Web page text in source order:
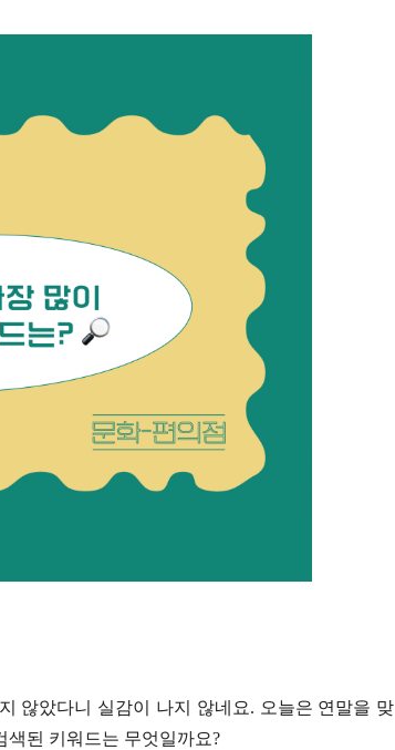
않았다니 실감이 나지 않네요. 오늘은 연말을 맞
색된 키워드는 무엇일까요?